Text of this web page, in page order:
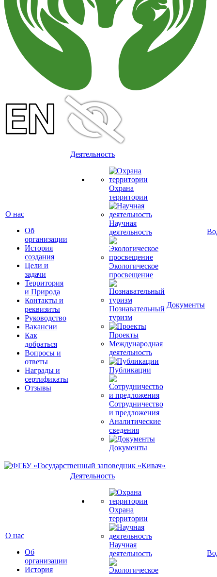
О нас
Об
организации
История
создания
Цели и
задачи
Территория
и Природа
Контакты и
реквизиты
Руководство
Вакансии
Как
добраться
Вопросы и
ответы
Награды и
сертификаты
Отзывы
Деятельность
Охрана
территории
Научная
деятельность
Экологическое
просвещение
Познавательный
туризм
Проекты
Международная
деятельность
Публикации
Сотрудничество
и предложения
Аналитические
сведения
Документы
Документы
О нас
Об
организации
История
Деятельность
Охрана
территории
Научная
деятельность